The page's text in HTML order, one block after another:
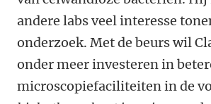
andere labs veel interesse
onderzoek. Met de beurs wil
onder meer investeren in
microscopiefaciliteiten in de